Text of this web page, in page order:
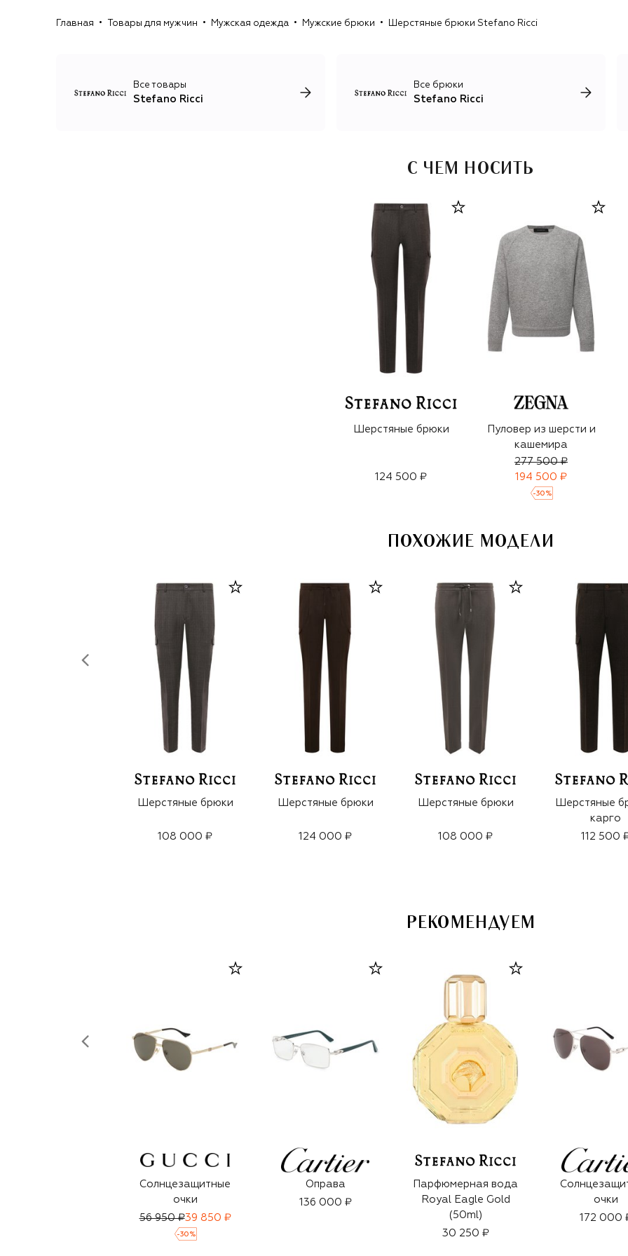
с пестрыми орнаментами на аксессуарах: клеткой, пье-
достоинство.
Главная Товары для мужчин Мужская одежда Мужские брюки Шерстяные брюки Stefano Ricci
Все товары
Stefano Ricci
Все брюки
Stefano Ricci
С ЧЕМ НОСИТЬ
Шерстяные брюки
124 500 ₽
Пуловер из шерсти и
кашемира
277 500 ₽
194 500 ₽
-30 %
ПОХОЖИЕ МОДЕЛИ
Шерстяные брюки
108 000 ₽
Шерстяные брюки
124 000 ₽
Шерстяные брюки
108 000 ₽
Шерстяные
карго
112 500
РЕКОМЕНДУЕМ
Солнцезащитные
очки
56 950 ₽39 850 ₽
-30 %
Оправа
136 000 ₽
Парфюмерная вода
Royal Eagle Gold
(50ml)
30 250 ₽
очки
172 000